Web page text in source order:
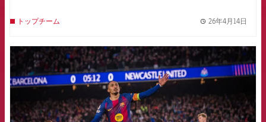
トップチーム 26年4月14日
FCB Barcelona badge